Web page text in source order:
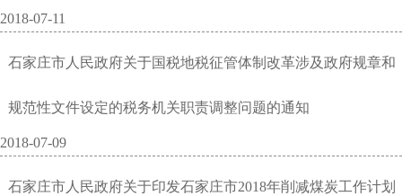
2018-07-11
石家庄市人民政府关于国税地税征管体制改革涉及政府规章和
规范性文件设定的税务机关职责调整问题的通知
2018-07-09
石家庄市人民政府关于印发石家庄市2018年削减煤炭工作计划